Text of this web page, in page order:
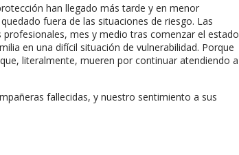
han llegado más tarde y en menor
fuera de las situaciones de riesgo. Las
mes y medio tras comenzar el estado
en una difícil situación de vulnerabilidad. Porque
literalmente, mueren por continuar atendiendo a
fallecidas, y nuestro sentimiento a sus